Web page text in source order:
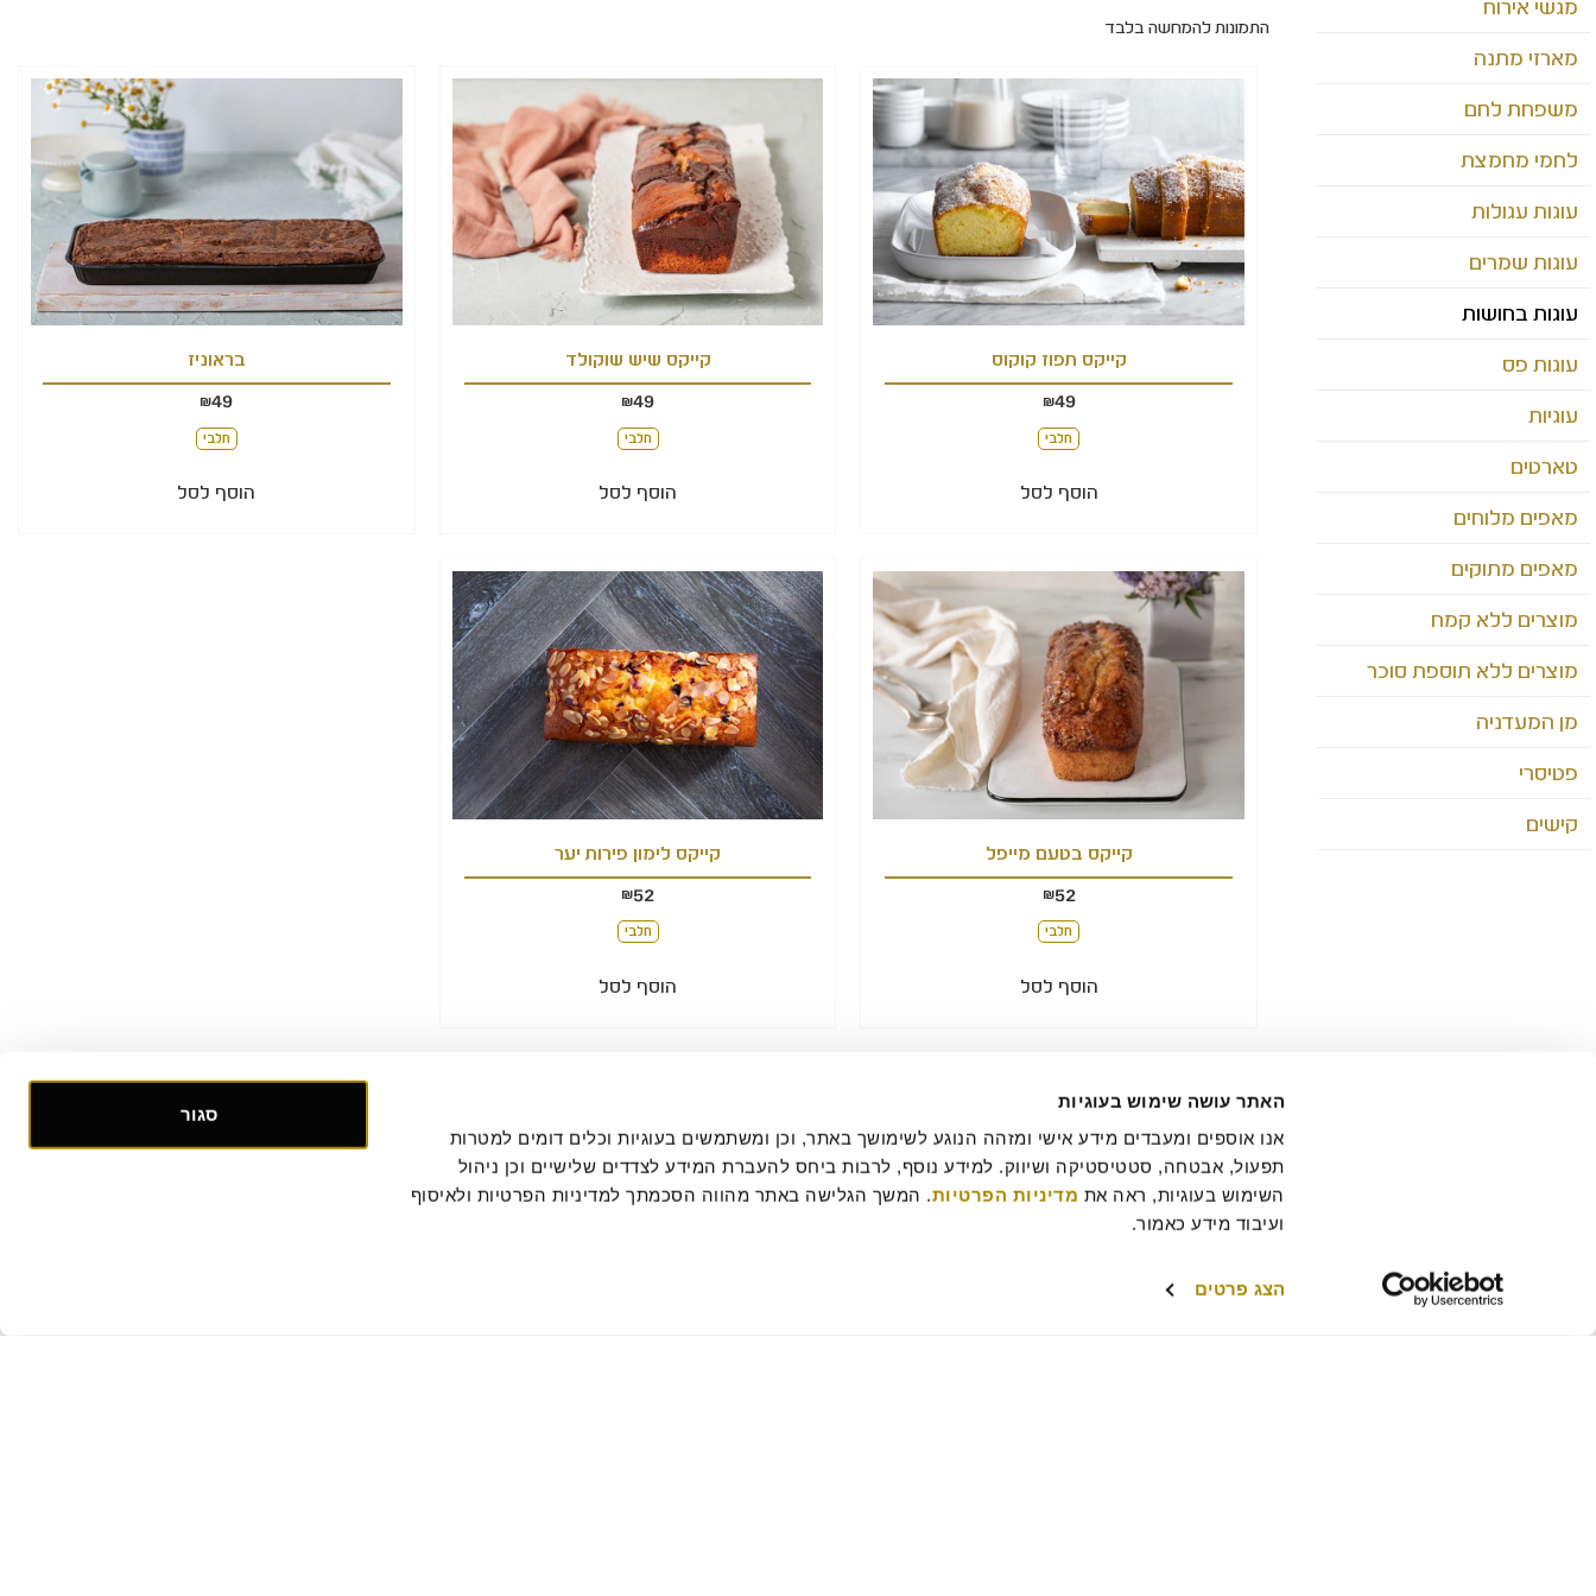
האתר עושה שימוש בעוגיות
השימוש בעוגיות, ראה את מדיניות הפרטיות
ועיבוד מידע כאמור.
הצג פרטים
סגור
מגשי אירוח
מארזי מתנה
משפחת לחם
לחמי מחמצת
עוגות עגולות
עוגות שמרים
עוגות בחושות
עוגות פס
עוגיות
טארטים
מאפים מלוחים
מאפים מתוקים
מוצרים ללא קמח
מוצרים ללא תוספת סוכר
מן המעדניה
פטיסרי
קישים
התמונות להמחשה בלבד
קייקס תפוז קוקוס
49
₪
חלבי
הוסף לסל
קייקס שיש שוקולד
49
₪
חלבי
הוסף לסל
בראוניז
49
₪
חלבי
הוסף לסל
קייקס בטעם מייפל
52
₪
חלבי
הוסף לסל
קייקס לימון פירות יער
52
₪
חלבי
הוסף לסל